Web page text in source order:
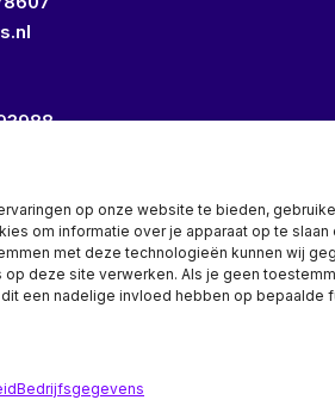
op onze website te bieden,
om informatie over je apparaat op te slaan
met deze technologieën kunnen wij
op deze site verwerken. Als je geen
een nadelige invloed hebben op bepaalde
Bedrijfsgegevens
Wij bezitten geen